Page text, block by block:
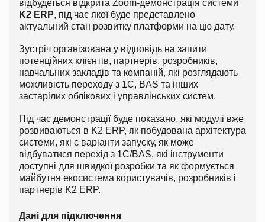
відбудеться відкрита Zoom-демонстрація системи
K2 ERP, під час якої буде представлено
актуальний стан розвитку платформи на цю дату.
Зустріч організована у відповідь на запити
потенційних клієнтів, партнерів, розробників,
навчальних закладів та компаній, які розглядають
можливість переходу з 1С, BAS та інших
застарілих облікових і управлінських систем.
Під час демонстрації буде показано, які модулі вже
розвиваються в K2 ERP, як побудована архітектура
системи, які є варіанти запуску, як може
відбуватися перехід з 1С/BAS, які інструменти
доступні для швидкої розробки та як формується
майбутня екосистема користувачів, розробників і
партнерів K2 ERP.
Дані для підключення